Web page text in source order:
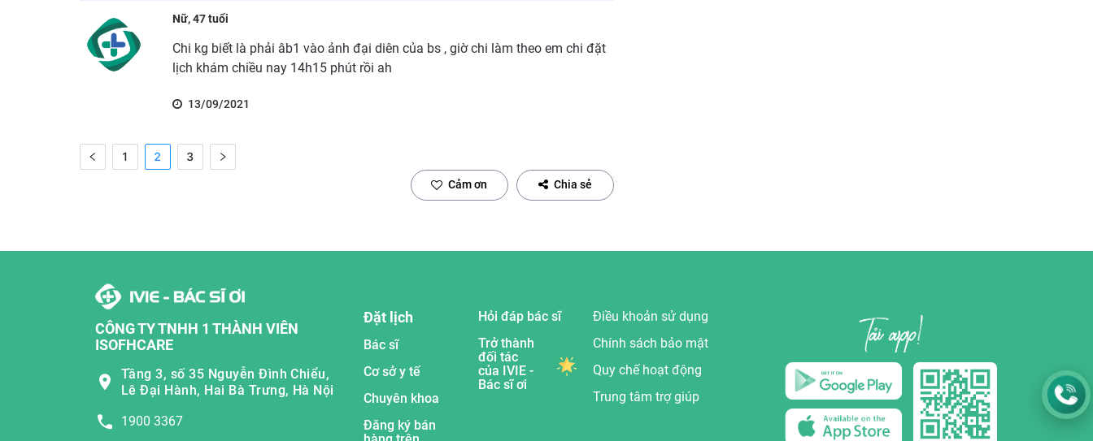
Nữ, 47 tuổi
Chi kg biết là phải âb1 vào ảnh đại diên của bs , giờ chi làm theo em chi đặt
lịch khám chiều nay 14h15 phút rồi ah
13/09/2021
1 2 3
Cảm ơn Chia sẻ
CÔNG TY TNHH 1 THÀNH VIÊN
ISOFHCARE
Tầng 3, số 35 Nguyễn Đình Chiểu,
Lê Đại Hành, Hai Bà Trưng, Hà Nội
1900 3367
Đặt lịch
Bác sĩ
Cơ sở y tế
Chuyên khoa
Đăng ký bán
Hỏi đáp bác sĩ
Trở thành
đối tác
của IVIE -
Bác sĩ ơi
Điều khoản sử dụng
Chính sách bảo mật
Quy chế hoạt động
Trung tâm trợ giúp